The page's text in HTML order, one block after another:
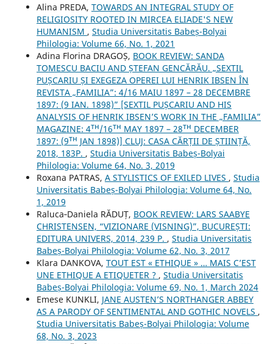
Alina PREDA, TOWARDS AN INTEGRAL STUDY OF
RELIGIOSITY ROOTED IN MIRCEA ELIADE'S NEW
HUMANISM , Studia Universitatis Babeș-Bolyai
Philologia: Volume 66, No. 1, 2021
Adina Florina DRAGOȘ, BOOK REVIEW: SANDA
TOMESCU BACIU AND ȘTEFAN GENCĂRĂU. „SEXTIL
PUȘCARIU ȘI EXEGEZA OPEREI LUI HENRIK IBSEN ÎN
REVISTA „FAMILIA”: 4/16 MAIU 1897 – 28 DECEMBRE
1897: (9 IAN. 1898)” [SEXTIL PUȘCARIU AND HIS
ANALYSIS OF HENRIK IBSEN’S WORK IN THE „FAMILIA”
MAGAZINE: 4ᵀᴴ/16ᵀᴴ MAY 1897 – 28ᵀᴴ DECEMBER
1897: (9ᵀᴴ JAN 1898)] CLUJ: CASA CĂRȚII DE ȘTIINȚĂ,
2018, 183P. , Studia Universitatis Babeș-Bolyai
Philologia: Volume 64, No. 3, 2019
Roxana PATRAS, A STYLISTICS OF EXILED LIVES , Studia
Universitatis Babeș-Bolyai Philologia: Volume 64, No.
1, 2019
Raluca‐Daniela RĂDUȚ, BOOK REVIEW: LARS SAABYE
CHRISTENSEN, “VIZIONARE (VISNING)”, BUCUREȘTI:
EDITURA UNIVERS, 2014, 239 P. , Studia Universitatis
Babeș-Bolyai Philologia: Volume 62, No. 3, 2017
Klara DANKOVA, TOUT EST « ETHIQUE » … MAIS C’EST
UNE ETHIQUE A ETIQUETER ? , Studia Universitatis
Babeș-Bolyai Philologia: Volume 69, No. 1, March 2024
Emese KUNKLI, JANE AUSTEN’S NORTHANGER ABBEY
AS A PARODY OF SENTIMENTAL AND GOTHIC NOVELS ,
Studia Universitatis Babeș-Bolyai Philologia: Volume
68, No. 3, 2023